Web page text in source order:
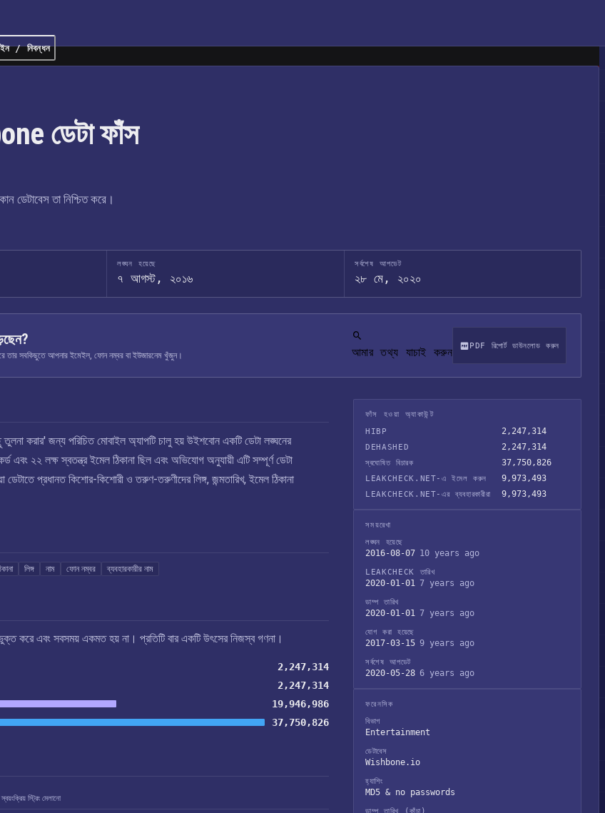
/ নিবন্ধন
ডেটা ফাঁস
ডেটাবেস তা নিশ্চিত করে।
লঙ্ঘন হয়েছে
৭ আগস্ট, ২০১৬
সর্বশেষ আপডেট
২৮ মে, ২০২০
তার সবকিছুতে আপনার ইমেইল, ফোন নম্বর বা ইউজারনেম খুঁজুন। আমার তথ্য যাচাই করুন PDF রিপোর্ট ডাউনলোড করুন
করার' জন্য পরিচিত মোবাইল অ্যাপটি চালু হয় উইশবোন একটি ডেটা লঙ্ঘনের
এবং ২২ লক্ষ স্বতন্ত্র ইমেল ঠিকানা ছিল এবং অভিযোগ অনুযায়ী এটি সম্পূর্ণ ডেটা
প্রধানত কিশোর-কিশোরী ও তরুণ-তরুণীদের লিঙ্গ, জন্মতারিখ, ইমেল ঠিকানা
লিঙ্গ নাম ফোন নম্বর ব্যবহারকারীর নাম
করে এবং সবসময় একমত হয় না। প্রতিটি বার একটি উৎসের নিজস্ব গণনা।
2,247,314
2,247,314
19,946,986
37,750,826
স্ট্রিং মেলানো
ফাঁস হওয়া অ্যাকাউন্ট
HIBP
2,247,314
DEHASHED 2,247,314
স্বঘোষিত বিচারক 37,750,826
LEAKCHECK.NET-এ ইমেল করুন 9,973,493
LEAKCHECK.NET-এর ব্যবহারকারীরা 9,973,493
সময়রেখা
লঙ্ঘন হয়েছে
2016-08-07 10 years ago
LEAKCHECK তারিখ
2020-01-01 7 years ago
ডাম্প তারিখ
2020-01-01 7 years ago
যোগ করা হয়েছে
2017-03-15 9 years ago
সর্বশেষ আপডেট
2020-05-28 6 years ago
ফরেনসিক
বিভাগ
Entertainment
ডেটাবেস
Wishbone.io
হ্যাশিং
MD5 & no passwords